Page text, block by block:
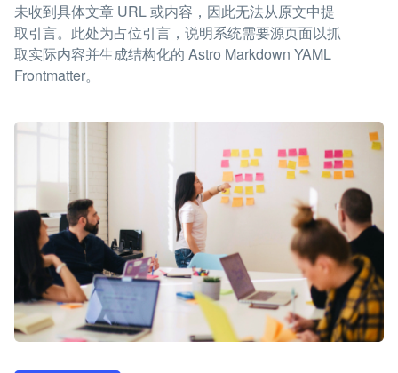
未收到具体文章 URL 或内容，因此无法从原文中提
取引言。此处为占位引言，说明系统需要源页面以抓
取实际内容并生成结构化的 Astro Markdown YAML
Frontmatter。